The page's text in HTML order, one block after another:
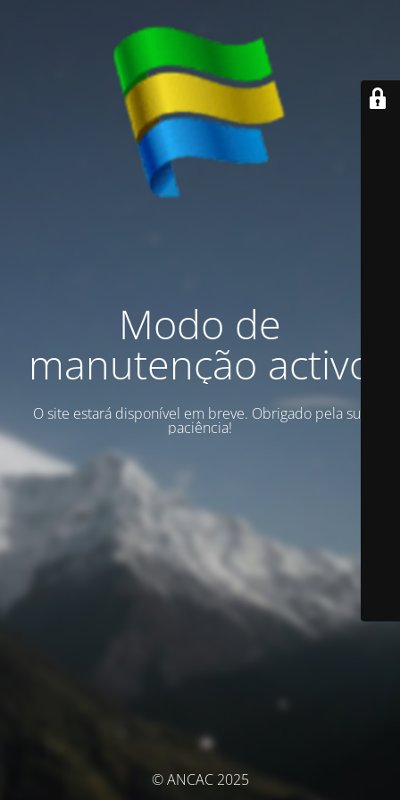
Modo de
manutenção activo
O site estará disponível em breve. Obrigado pela sua
paciência!
© ANCAC 2025